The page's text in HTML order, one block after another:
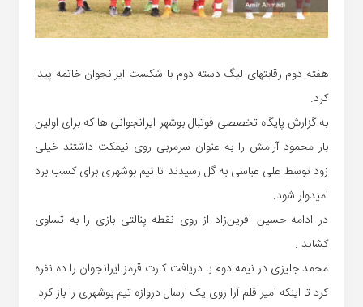
هفته دوم رقابتهای لیگ دسته دوم با شکست ایرانجوان خاتمه پیدا
کرد.
به گزارش پایگاه تخصصی فوتبال بوشهر ایرانجوانی ها که برای اولین
بار محمود آرامش را به عنوان سرمربی روی نیمکت داشتند خیلی
زود توسط علی عباسی به گل رسیدند تا تیم بوشهری برای کسب برد
امیدوار شود.
در ادامه حسین افرین‌زاد از روی نقطه پنالتی بازی را به تساوی
کشاند .
محمد جلیزی در نیمه دوم با دریافت کارت قرمز ایرانجوان را ده نفره
کرد تا اینکه امیر قلم آرا روی یک ارسال دروازه تیم بوشهری را باز کرد.